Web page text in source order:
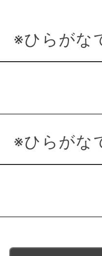
※ひらがな
※ひらがな